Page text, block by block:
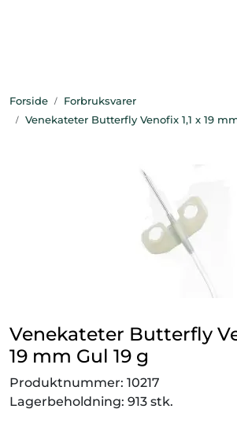
Forside
Forbruksvarer
Venekateter Butterfly Venofix 1,1 x 19
Venekateter Butterfly
19 mm Gul 19 g
Produktnummer: 10217
Lagerbeholdning: 913 stk.
Diagnostikk
Produksjonsdyr
Smådyr
Videresalgsprodukter